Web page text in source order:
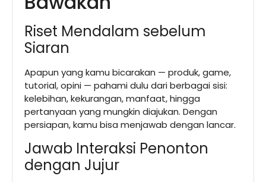
Riset Mendalam sebelum
Siaran
Apapun yang kamu bicarakan — produk, game,
tutorial, opini — pahami dulu dari berbagai sisi:
kelebihan, kekurangan, manfaat, hingga
pertanyaan yang mungkin diajukan. Dengan
persiapan, kamu bisa menjawab dengan lancar.
Jawab Interaksi Penonton
dengan Jujur